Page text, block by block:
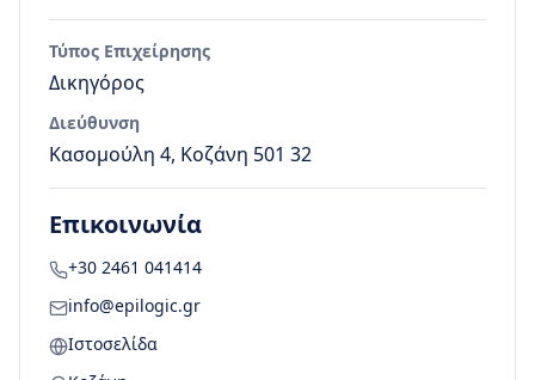
Τύπος Επιχείρησης
Δικηγόρος
Διεύθυνση
Κασομούλη 4, Κοζάνη 501 32
Επικοινωνία
+30 2461 041414
info@epilogic.gr
Ιστοσελίδα